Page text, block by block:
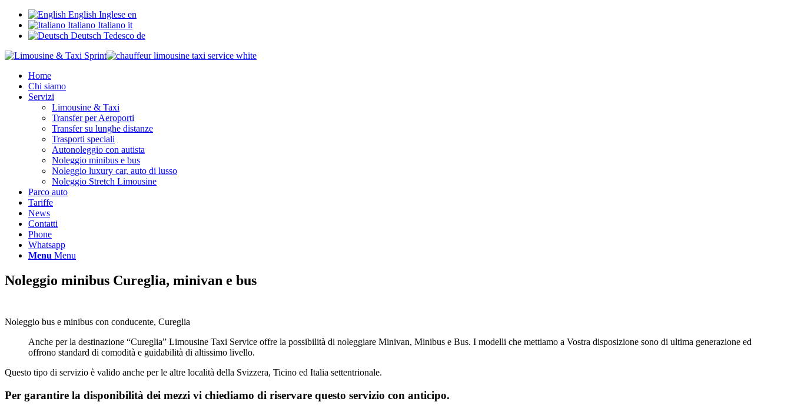
English Inglese en
Italiano Italiano it
Deutsch Tedesco de
Home
Chi siamo
Servizi
Limousine & Taxi
Transfer per Aeroporti
Transfer su lunghe distanze
Trasporti speciali
Autonoleggio con autista
Noleggio minibus e bus
Noleggio luxury car, auto di lusso
Noleggio Stretch Limousine
Parco auto
Tariffe
News
Contatti
Phone
Whatsapp
Menu Menu
Noleggio minibus Cureglia, minivan e bus
Noleggio bus e minibus con conducente, Cureglia
Anche per la destinazione “Cureglia” Limousine Taxi Service offre la possibilità di noleggiare Minivan, Minibus e Bus. I modelli che mettiamo a Vostra disposizione sono di ultima generazione ed
offrono standard di comodità e guidabilità di altissimo livello.
Questo tipo di servizio è valido anche per le altre località della Svizzera, Ticino ed Italia settentrionale.
Per garantire la disponibilità dei mezzi vi chiediamo di riservare questo servizio con anticipo.